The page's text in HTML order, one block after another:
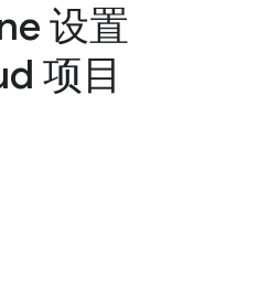
设置
项目